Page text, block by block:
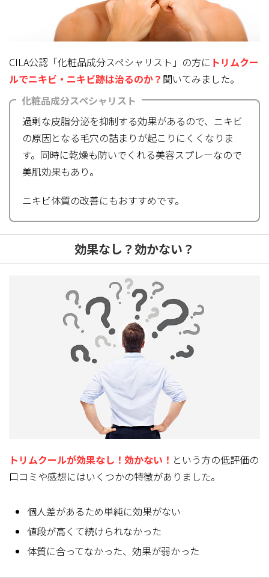
CILA公認「化粧品成分スペシャリスト」の方に トリムクー
ルでニキビ・ニキビ跡は治るのか？ 聞いてみました。
化粧品成分スペシャリスト
過剰な皮脂分泌を抑制する効果があるので、ニキビ
の原因となる毛穴の詰まりが起こりにくくなりま
す。同時に乾燥も防いでくれる美容スプレーなので
美肌効果もあり。
ニキビ体質の改善にもおすすめです。
効果なし？効かない？
トリムクールが効果なし！効かない！ という方の低評価の
口コミや感想にはいくつかの特徴がありました。
個人差があるため単純に効果がない
値段が高くて続けられなかった
体質に合ってなかった、効果が弱かった